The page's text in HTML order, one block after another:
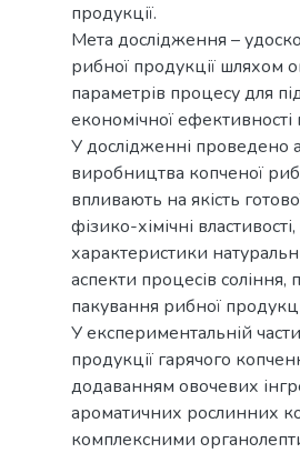
продукції.
Мета дослідження –
рибної продукції шляхом
параметрів процесу для
економічної ефективності
У дослідженні проведено
виробництва копченої
впливають на якість
фізико-хімічні
характеристики
аспекти процесів
пакування рибної
У експериментальній
продукції гарячого
додаванням овочевих
ароматичних рослинних
комплексними